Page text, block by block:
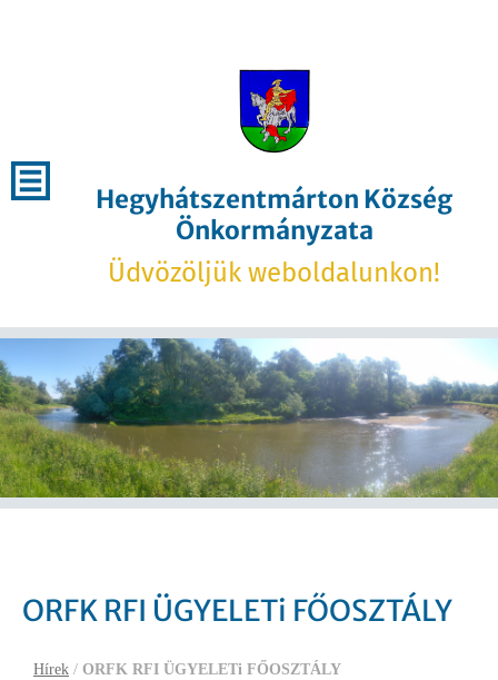
Hegyhátszentmárton Község
Önkormányzata
Üdvözöljük weboldalunkon!
ORFK RFI ÜGYELETi FŐOSZTÁLY
Hírek / ORFK RFI ÜGYELETi FŐOSZTÁLY